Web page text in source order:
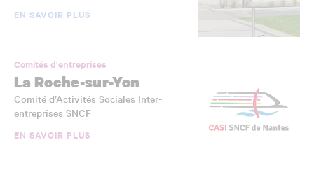
EN SAVOIR PLUS
Comités d'entreprises
La Roche-sur-Yon
Comité d’Activités Sociales Inter-
entreprises SNCF
EN SAVOIR PLUS